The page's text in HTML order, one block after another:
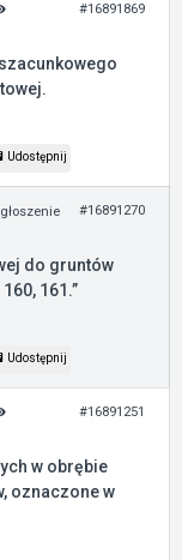
#16891869
Udostępnij
#16891270
do gruntów
161.”
Udostępnij
#16891251
w obrębie
oznaczone w